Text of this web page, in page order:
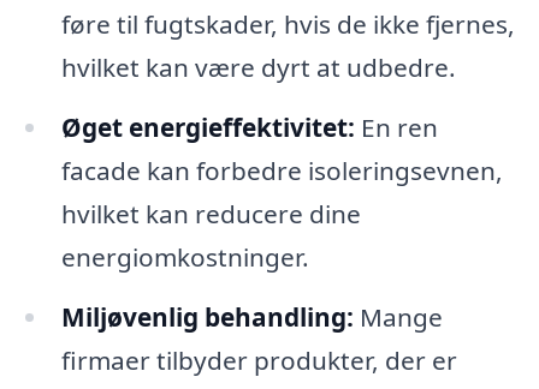
føre til fugtskader, hvis de ikke fjernes,
hvilket kan være dyrt at udbedre.
Øget energieffektivitet: En ren
facade kan forbedre isoleringsevnen,
hvilket kan reducere dine
energiomkostninger.
Miljøvenlig behandling: Mange
firmaer tilbyder produkter, der er